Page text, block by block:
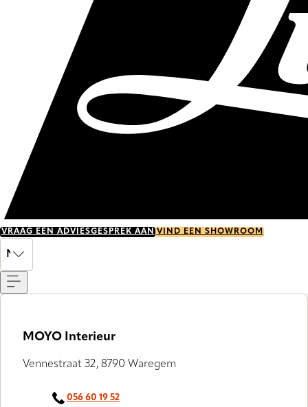
VRAAG EEN ADVIESGESPREK AAN VIND EEN SHOWROOM
NL
MOYO Interieur
Vennestraat 32, 8790 Waregem
056 60 19 52